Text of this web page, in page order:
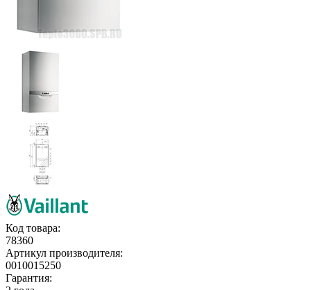
Код товара:
78360
Артикул производителя:
0010015250
Гарантия: